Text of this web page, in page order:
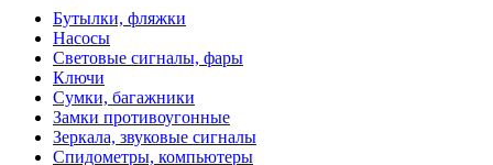
Бутылки, фляжки
Насосы
Световые сигналы, фары
Ключи
Сумки, багажники
Замки противоугонные
Зеркала, звуковые сигналы
Спидометры, компьютеры